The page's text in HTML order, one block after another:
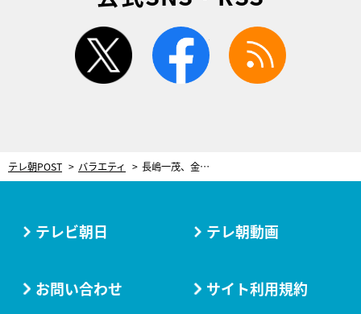
twitter facebook
テレ朝POST バラエティ 長嶋一茂、金髪にイメチェン!? 還暦前の2025年にやってみたいこと
テレビ朝日 テレ朝動画
お問い合わせ サイト利用規約